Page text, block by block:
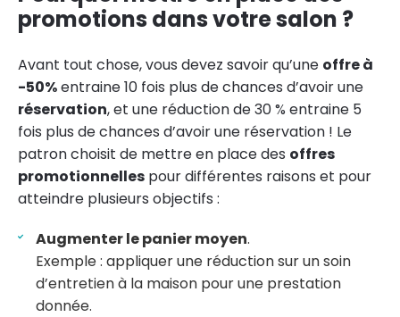
promotions dans votre salon ?
Avant tout chose, vous devez savoir qu’une offre à
-50%entraine 10 fois plus de chances d’avoir une
réservation, et une réduction de 30 % entraine 5
fois plus de chances d’avoir une réservation ! Le
patron choisit de mettre en place des offres
promotionnelles pour différentes raisons et pour
atteindre plusieurs objectifs :
Augmenter le panier moyen.
Exemple : appliquer une réduction sur un soin
d’entretien à la maison pour une prestation
donnée.